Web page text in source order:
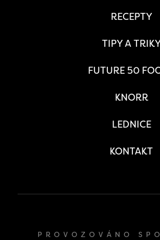
RECEPTY
TIPY A
FUTURE 50
KNORR
LEDNICE
KONTAKT
PROVOZOVÁNO